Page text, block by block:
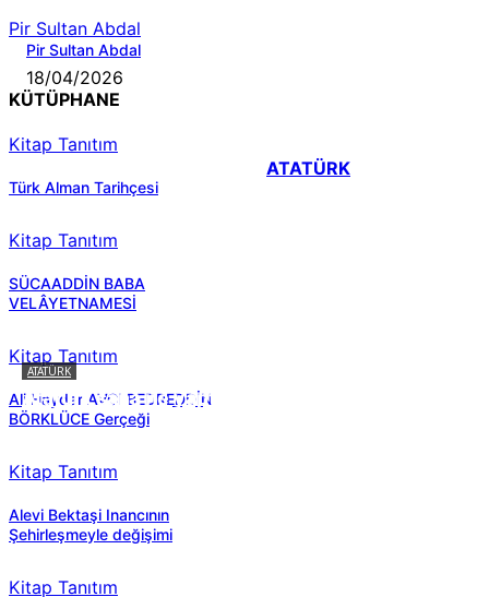
Pir Sultan Abdal
Pir Sultan Abdal
18/04/2026
KÜTÜPHANE
Kitap Tanıtım
Türk Alman Tarihçesi
Kitap Tanıtım
SÜCAADDİN BABA
VELÂYETNAMESİ
Kitap Tanıtım
Ali Haydar AVCI BEDREDDİN
BÖRKLÜCE Gerçeği
Kitap Tanıtım
Alevi Bektaşi Inancının
Şehirleşmeyle değişimi
Kitap Tanıtım
ATATÜRK
ATATÜRK
Atatürk sana ne yaptı?